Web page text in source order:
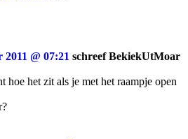
2011 @ 07:21 schreef BekiekUtMoar
hoe het zit als je met het raampje open